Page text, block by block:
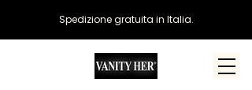
Spedizione gratuita in Italia.